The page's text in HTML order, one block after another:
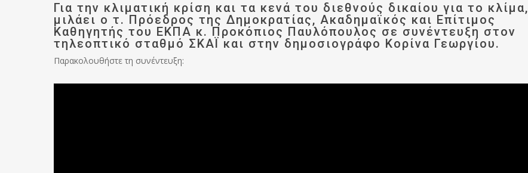
Για την κλιματική κρίση και τα κενά του διεθνούς δικαίου για το κλίμα,
μιλάει ο τ. Πρόεδρος της Δημοκρατίας, Ακαδημαϊκός και Επίτιμος
Καθηγητής του ΕΚΠΑ κ. Προκόπιος Παυλόπουλος σε συνέντευξη στον
τηλεοπτικό σταθμό ΣΚΑΪ και στην δημοσιογράφο Κορίνα Γεωργίου.
Παρακολουθήστε τη συνέντευξη: